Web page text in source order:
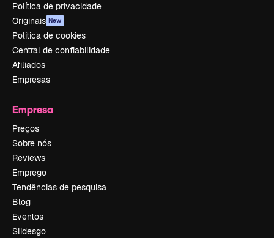
Política de privacidade
Originais New
Política de cookies
Central de confiabilidade
Afiliados
Empresas
Empresa
Preços
Sobre nós
Reviews
Emprego
Tendências de pesquisa
Blog
Eventos
Slidesgo